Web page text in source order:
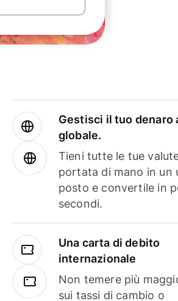
Gestisci il tuo denaro
globale.
Tieni tutte le tue
portata di mano in un
posto e convertile in
secondi.
Una carta di debito
internazionale
Non temere più
sui tassi di cambio o